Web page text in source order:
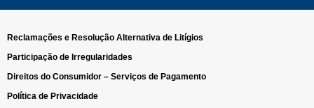
Reclamações e Resolução Alternativa de Litígios
Participação de Irregularidades
Direitos do Consumidor – Serviços de Pagamento
Política de Privacidade